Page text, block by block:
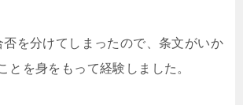
を分けてしまったので、条文がいか
とを身をもって経験しました。